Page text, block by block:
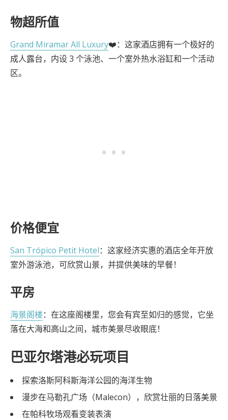
物超所值
Grand Miramar All Luxury❤️：这家酒店拥有一个极好的
成人露台，内设 3 个泳池、一个室外热水浴缸和一个活动
区。
价格便宜
San Trópico Petit Hotel：这家经济实惠的酒店全年开放
室外游泳池，可欣赏山景，并提供美味的早餐！
平房
海景阁楼：在这座阁楼里，您会有宾至如归的感觉，它坐
落在大海和高山之间，城市美景尽收眼底！
巴亚尔塔港必玩项目
探索洛斯阿科斯海洋公园的海洋生物
漫步在马勒孔广场（Malecon），欣赏壮丽的日落美景
在帕科牧场观看变装表演